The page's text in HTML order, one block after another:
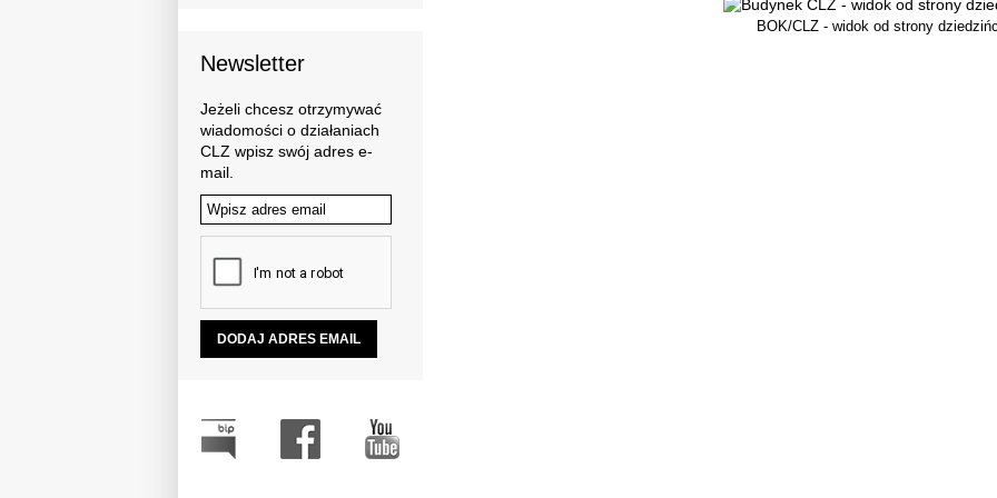
BOK/CLZ - widok od strony
Newsletter
Jeżeli chcesz otrzymywać
wiadomości o działaniach
CLZ wpisz swój adres e-
mail.
Tutaj wpisz swój adres email: